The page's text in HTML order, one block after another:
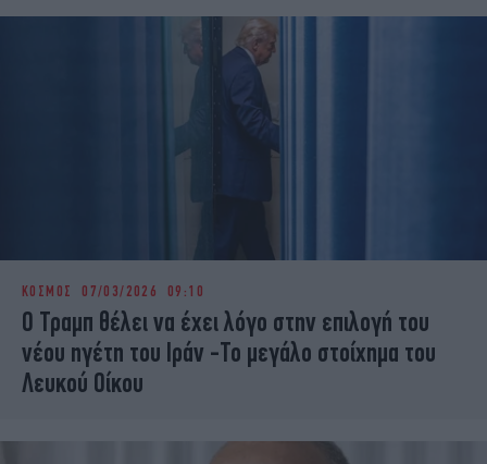
ΚΟΣΜΟΣ 07/03/2026 09:10
Ο Τραμπ θέλει να έχει λόγο στην επιλογή του
νέου ηγέτη του Ιράν -Το μεγάλο στοίχημα του
Λευκού Οίκου